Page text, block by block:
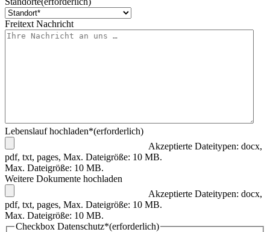
Freitext Nachricht
Lebenslauf hochladen*(erforderlich)
Akzeptierte Dateitypen: docx,
pdf, txt, pages, Max. Dateigröße: 10 MB.
Max. Dateigröße: 10 MB.
Weitere Dokumente hochladen
Akzeptierte Dateitypen: docx,
pdf, txt, pages, Max. Dateigröße: 10 MB.
Max. Dateigröße: 10 MB.
Checkbox Datenschutz*(erforderlich)